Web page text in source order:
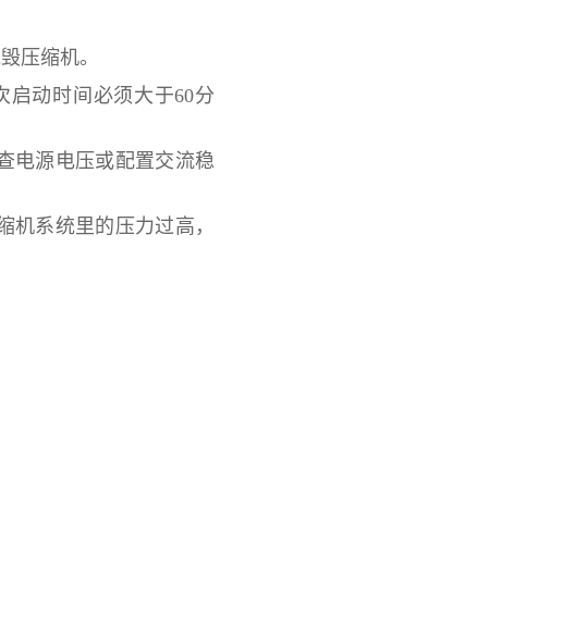
压缩机。
动时间必须大于60分
电源电压或配置交流稳
系统里的压力过高，